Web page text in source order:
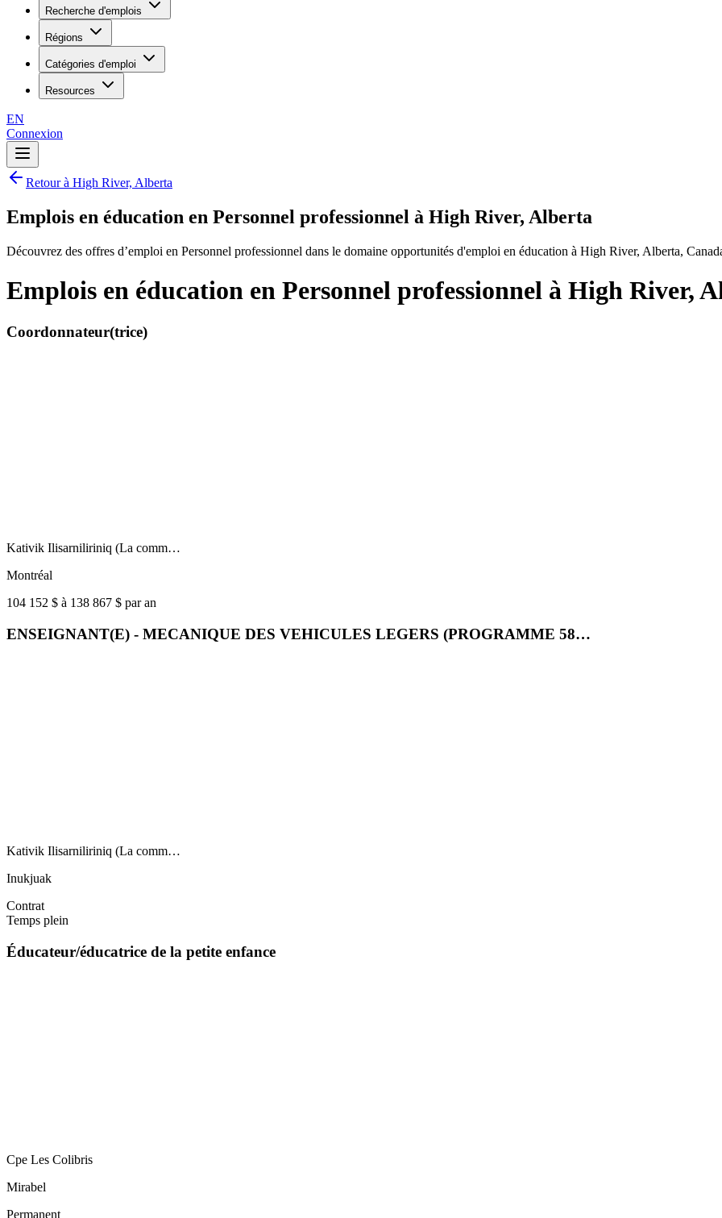
Recherche d'emplois
Régions
Catégories d'emploi
Resources
EN
Connexion
Retour à High River, Alberta
Emplois en éducation en Personnel professionnel à High River, Alberta
Découvrez des offres d’emploi en Personnel professionnel dans le domaine opportunités d'emploi en éducation à High River, Alberta,
Emplois en éducation en Personnel professionnel à High River,
Coordonnateur(trice)
Kativik Ilisarniliriniq (La comm…
Montréal
104 152 $ à 138 867 $ par an
ENSEIGNANT(E) - MECANIQUE DES VEHICULES LEGERS (PROGRAMME 58…
Kativik Ilisarniliriniq (La comm…
Inukjuak
Contrat
Temps plein
Éducateur/éducatrice de la petite enfance
Cpe Les Colibris
Mirabel
Permanent